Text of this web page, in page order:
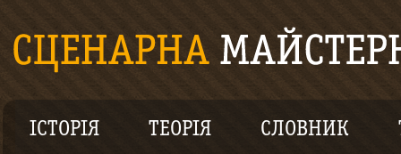
ІСТОРІЯ ТЕОРІЯ СЛОВНИК